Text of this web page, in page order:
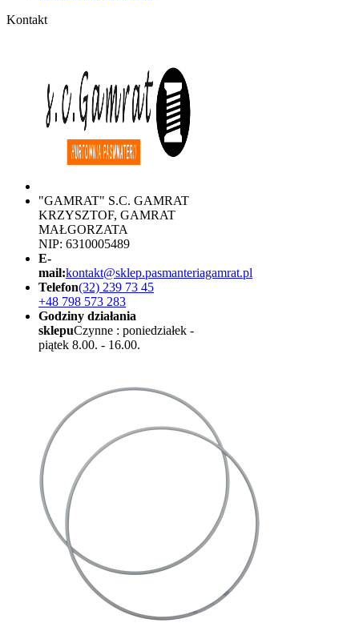
Kontakt
"GAMRAT" S.C. GAMRAT
KRZYSZTOF, GAMRAT
MAŁGORZATA
NIP: 6310005489
E-
mail:kontakt@sklep.pasmanteriagamrat.pl
Telefon(32) 239 73 45
+48 798 573 283
Godziny działania
sklepuCzynne : poniedziałek -
piątek 8.00. - 16.00.